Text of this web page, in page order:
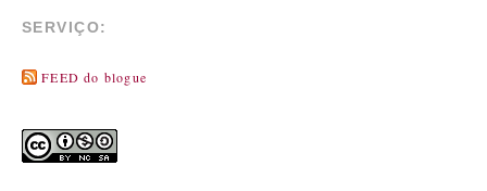
SERVIÇO:
FEED do blogue